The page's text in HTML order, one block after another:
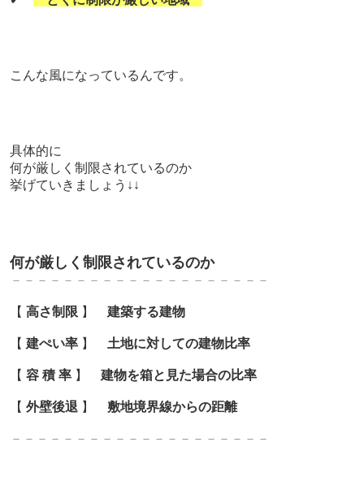
こんな風になっているんです。
具体的に
何が厳しく制限されているのか
挙げていきましょう↓↓
何が厳しく制限されているのか
－－－－－－－－－－－－－－－－－－－－
【 高さ制限 】 建築する建物
【 建ぺい率】 土地に対しての建物比率
【 容 積 率】 建物を箱と見た場合の比率
【 外壁後退 】 敷地境界線からの距離
－－－－－－－－－－－－－－－－－－－－